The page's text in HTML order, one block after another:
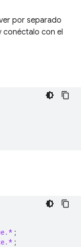
por separado
conéctalo con el
;
;